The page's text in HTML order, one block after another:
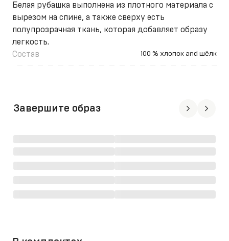
Белая рубашка выполнена из плотного материала с
вырезом на спине, а также сверху есть
полупрозрачная ткань, которая добавляет образу
легкость.
Состав
100 % хлопок and шёлк
Завершите образ